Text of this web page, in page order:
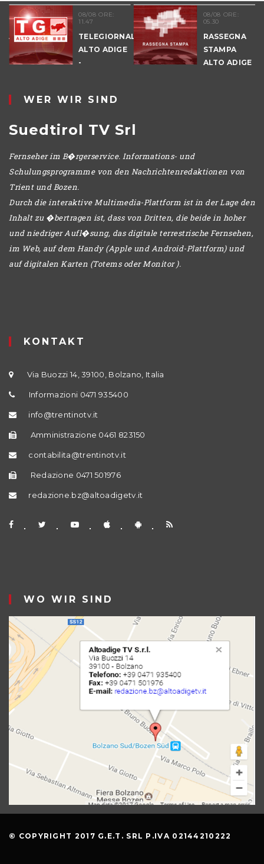
08/08 ORE:
11.47
TELEGIORNALE
ALTO ADIGE
-
08/08 ORE:
05.30
RASSEGNA
STAMPA
ALTO ADIGE
WER WIR SIND
Suedtirol TV Srl
Fernseher im B�rgerservice. Informations- und
Schulungsprogramme von den Nachrichtenredaktionen von
Trient und Bozen.
Durch die interaktive Multimedia-Plattform ist in der Lage den
Inhalt zu �bertragen ist, dass von Dritten, die beide in hoher
und niedriger Aufl�sung, das digitale terrestrische Fernsehen,
im Web, auf dem Handy (Apple und Android-Plattform) und
auf digitalen Karten (Totems oder Monitor ).
KONTAKT
Via Buozzi 14, 39100, Bolzano, Italia
Informazioni 0471 935400
info@trentinotv.it
Amministrazione 0461 823150
contabilita@trentinotv.it
Redazione 0471 501976
redazione.bz@altoadigetv.it
WO WIR SIND
© COPYRIGHT 2017 G.E.T. SRL P.IVA 02144210222